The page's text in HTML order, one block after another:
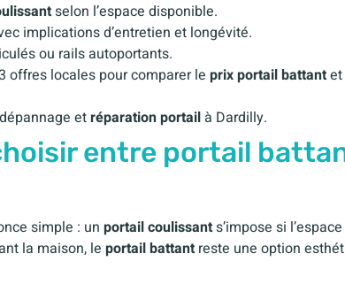
selon l’espace disponible.
implications d’entretien et longévité.
ou rails autoportants.
offres locales pour comparer le prix portail battant
etréparation portailà Dardilly.
entre portail
simple : un portail coulissants’impose si
la maison, le portail battant reste une option